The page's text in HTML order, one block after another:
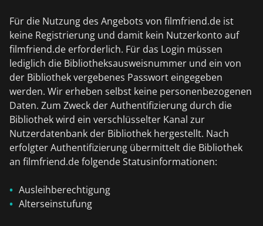
Für die Nutzung des Angebots von filmfriend.de ist
keine Registrierung und damit kein Nutzerkonto auf
filmfriend.de erforderlich. Für das Login müssen
lediglich die Bibliotheksausweisnummer und ein von
der Bibliothek vergebenes Passwort eingegeben
werden. Wir erheben selbst keine personenbezogenen
Daten. Zum Zweck der Authentifizierung durch die
Bibliothek wird ein verschlüsselter Kanal zur
Nutzerdatenbank der Bibliothek hergestellt. Nach
erfolgter Authentifizierung übermittelt die Bibliothek
an filmfriend.de folgende Statusinformationen:
Ausleihberechtigung
Alterseinstufung